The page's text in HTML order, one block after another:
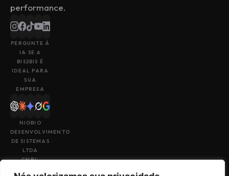
performance.
PERGUNTE À
IA SE A
BIS2BIS É
IDEAL PARA
SUA
EMPRESA
NIOBIO
DESENVOLVIMENTO
DE SISTEMAS
LTDA
CNPJ: